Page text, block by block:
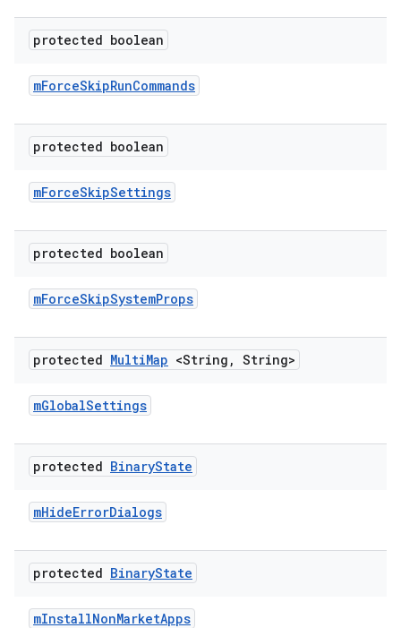
protected boolean
mForceSkipRunCommands
protected boolean
mForceSkipSettings
protected boolean
mForceSkipSystemProps
protected MultiMap <String , String>
mGlobalSettings
protected BinaryState
mHideErrorDialogs
protected BinaryState
mInstallNonMarketApps